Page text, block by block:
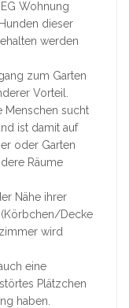
Wohnung
dieser
werden
zum Garten
Vorteil.
Menschen sucht
ist damit auf
oder Garten
Räume
Nähe ihrer
(Körbchen/Decke
wird
eine
Plätzchen
haben.